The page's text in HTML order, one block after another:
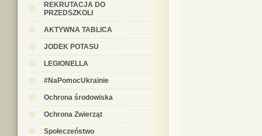
REKRUTACJA DO
PRZEDSZKOLI
AKTYWNA TABLICA
JODEK POTASU
LEGIONELLA
#NaPomocUkrainie
Ochrona środowiska
Ochrona Zwierząt
Społeczeństwo